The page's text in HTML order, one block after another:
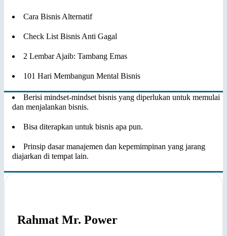
Cara Bisnis Alternatif
Check List Bisnis Anti Gagal
2 Lembar Ajaib: Tambang Emas
101 Hari Membangun Mental Bisnis
Berisi mindset-mindset bisnis yang diperlukan untuk memulai
dan menjalankan bisnis.
Bisa diterapkan untuk bisnis apa pun.
Prinsip dasar manajemen dan kepemimpinan yang jarang
diajarkan di tempat lain.
Rahmat Mr. Power